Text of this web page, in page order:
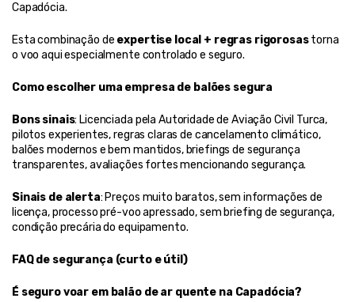
Capadócia.
Esta combinação de expertise local + regras rigorosas torna
o voo aqui especialmente controlado e seguro.
Como escolher uma empresa de balões segura
Bons sinais: Licenciada pela Autoridade de Aviação Civil Turca,
pilotos experientes, regras claras de cancelamento climático,
balões modernos e bem mantidos, briefings de segurança
transparentes, avaliações fortes mencionando segurança.
Sinais de alerta: Preços muito baratos, sem informações de
licença, processo pré-voo apressado, sem briefing de segurança,
condição precária do equipamento.
FAQ de segurança (curto e útil)
É seguro voar em balão de ar quente na Capadócia?